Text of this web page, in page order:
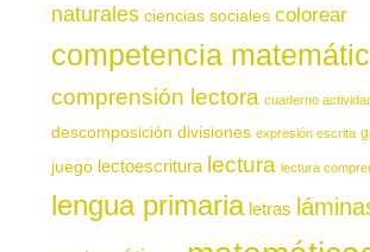
naturales ciencias sociales colorear
competencia
comprensión lectora cuaderno
descomposición divisiones expresión escrita
juego lectoescritura lectura lectura
lengua primaria letras